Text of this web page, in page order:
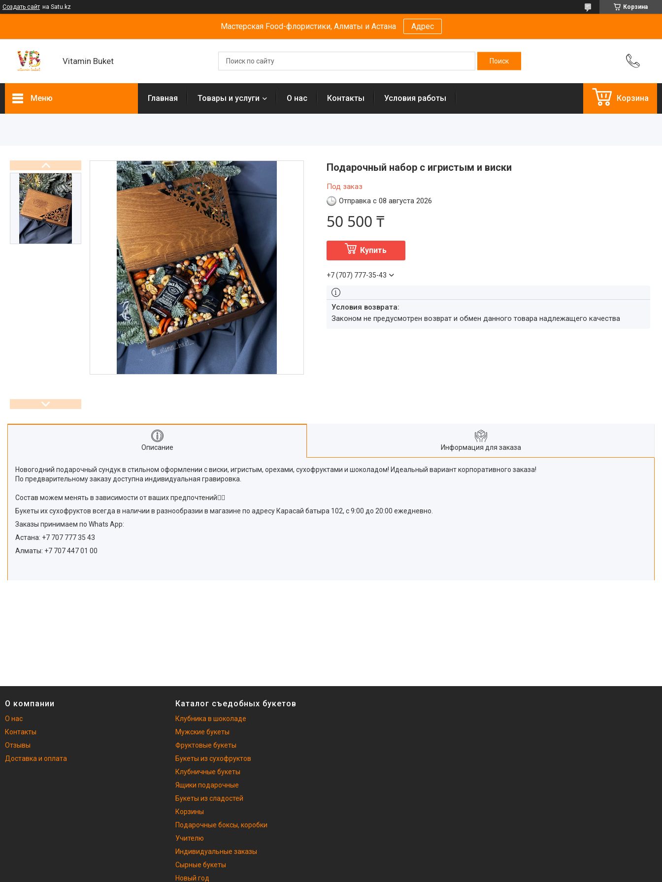
Создать сайт на Satu.kz Корзина
Мастерская Food-флористики, Алматы и Астана Адрес
Vitamin Buket
Меню
Фруктовые букеты
Букеты из сухофруктов
Клубничные букеты
Ящики подарочные
Букеты из сладостей
Корзины
Подарочные боксы, коробки
Отзывы
Главная Товары и услуги О нас Контакты Условия работы Корзина
Подарочный набор с игристым и виски
Под заказ
Отправка с 08 августа 2026
50 500 ₸
Купить
+7 (707) 777-35-43
Законом не предусмотрен возврат и обмен данного товара надлежащего качества
Описание Информация для заказа
Новогодний подарочный сундук в стильном оформлении с виски, игристым, орехами, сухофруктами и шоколадом! Идеальный вариант корпоративного заказа!
По предварительному заказу доступна индивидуальная гравировка.
Состав можем менять в зависимости от ваших предпочтений👌🏽
Букеты их сухофруктов всегда в наличии в разнообразии в магазине по адресу Карасай батыра 102, с 9:00 до 20:00 ежедневно.
Заказы принимаем по Whats App:
Астана: +7 707 777 35 43
Алматы: +7 707 447 01 00
О компании
О нас
Контакты
Отзывы
Доставка и оплата
Каталог съедобных букетов
Клубника в шоколаде
Мужские букеты
Фруктовые букеты
Букеты из сухофруктов
Клубничные букеты
Ящики подарочные
Букеты из сладостей
Корзины
Подарочные боксы, коробки
Учителю
Индивидуальные заказы
Сырные букеты
Новый год